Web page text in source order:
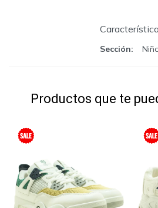
Sección
Productos que te